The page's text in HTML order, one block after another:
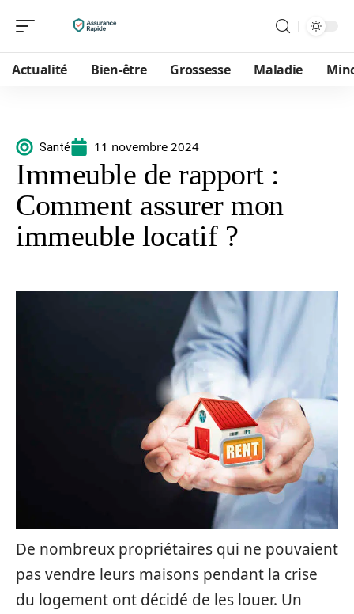
Actualité Bien-être Grossesse Maladie
Santé 11 novembre 2024
Immeuble de rapport :
Comment assurer mon
immeuble locatif ?
De nombreux propriétaires qui ne pouvaient
pas vendre leurs maisons pendant la crise
du logement ont décidé de les louer. Un